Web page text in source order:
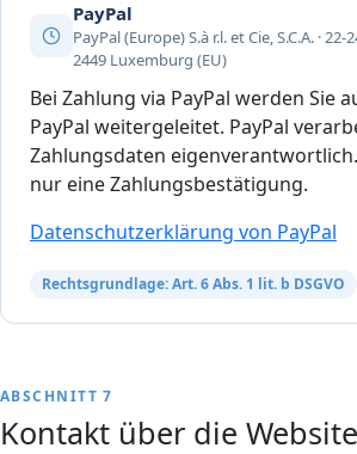
PayPal
PayPal (Europe) S.à r.l. et Cie, S.C.A. ·
2449 Luxemburg (EU)
Bei Zahlung via PayPal werden Sie
PayPal weitergeleitet. PayPal
Zahlungsdaten
nur eine Zahlungsbestätigung.
Datenschutzerklärung von PayPal
Rechtsgrundlage: Art. 6 Abs. 1 lit. b DSGVO
ABSCHNITT 7
Kontakt über die Website